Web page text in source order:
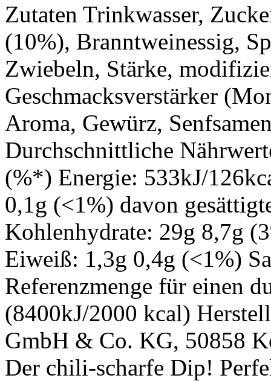
Zutaten Trinkwasser,
(10%), Branntweinessig,
Zwiebeln, Stärke,
Geschmacksverstärker
Aroma, Gewürz,
Durchschnittliche
(%*) Energie: 533kJ/
0,1g (<1%) davon
Kohlenhydrate: 29g 8,7g
Eiweiß: 1,3g 0,4g (<1%)
Referenzmenge für einen
(8400kJ/2000 kcal)
GmbH & Co. KG, 50858
Der chili-scharfe Dip!